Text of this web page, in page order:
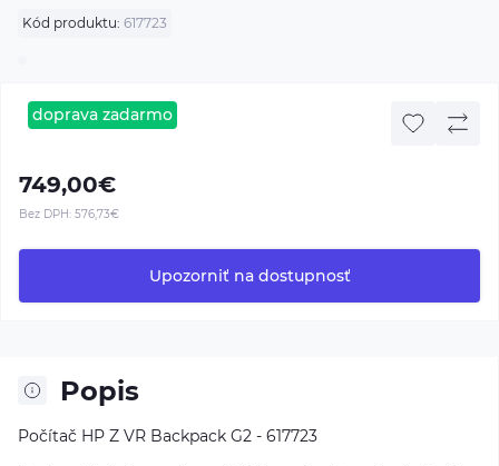
Kód produktu: 617723
doprava zadarmo
749,00€
Bez DPH: 576,73€
Upozorniť na dostupnosť
Popis
Počítač HP Z VR Backpack G2 - 617723